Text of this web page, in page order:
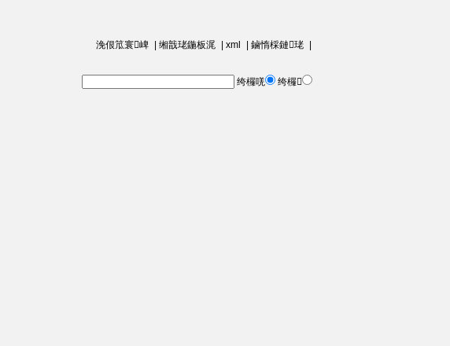
浼佷笟寰崥
缃戠珯鍦板浘 xml 鏀惰棌鏈珯
绔欏唴 绔欏